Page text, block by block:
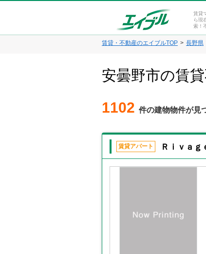
賃貸
ら現
索！
賃貸・不動産のエイブルTOP 長野県
安曇野市の賃
1102 件の建物物件が見
賃貸アパート Ｒｉｖａｇ